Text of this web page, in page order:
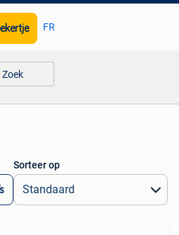
FR
Zoek
Sorteer op